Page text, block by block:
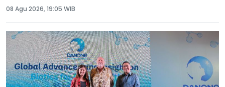
08 Agu 2026, 19:05 WIB